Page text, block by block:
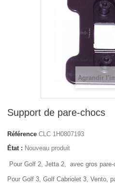
Agrandir
Support de pare-chocs
Référence CLC 1H0807193
État : Nouveau produit
Pour Golf 2, Jetta 2, avec gros pare-
Pour Golf 3, Golf Cabriolet 3, Vento,